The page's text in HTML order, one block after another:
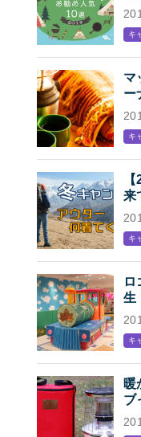
選
キ
マ
ー
キ
来
ッ
ト
ッ
キ
ロ
生
「
プ
キ
暖
ブ